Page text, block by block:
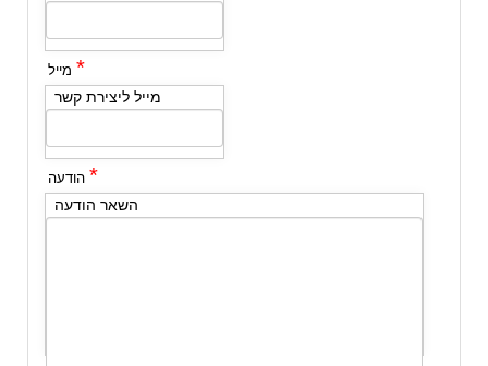
*
מייל ליצירת קשר
*
השאר הודעה